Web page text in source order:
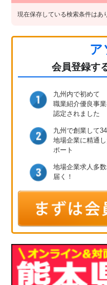
現在保存している検索条件はあ
ア
会員登録す
九州内で初めて
職業紹介優良事
認定されました
九州で創業して
地場企業に精通
ポート
地場企業求人多数
届く！